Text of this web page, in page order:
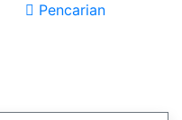
Pencarian